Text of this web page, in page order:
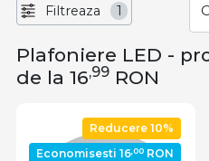
Filtreaza 1
Plafoniere LED -
de la 16,99 RON
Reducere 10%
Economisesti 16,00 RON